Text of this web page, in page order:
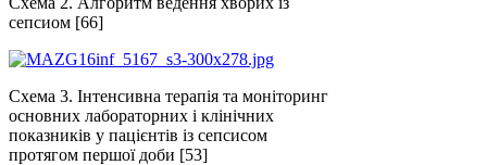
сепсиом [66]
Схема 3. Інтенсивна терапія та моніторинг
основних лабораторних і клінічних
показників у пацієнтів із сепсисом
протягом першої доби [53]